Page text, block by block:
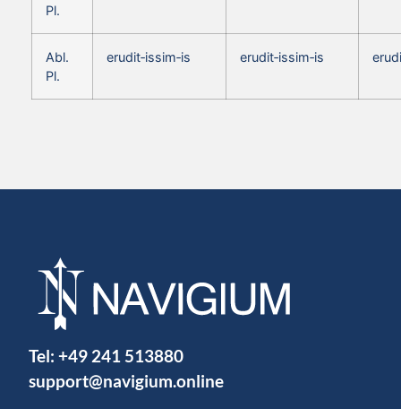
Pl.
Abl.
Pl.
erudit‑issim‑is erudit‑issim‑is
Tel: +49 241 513880
support@navigium.online